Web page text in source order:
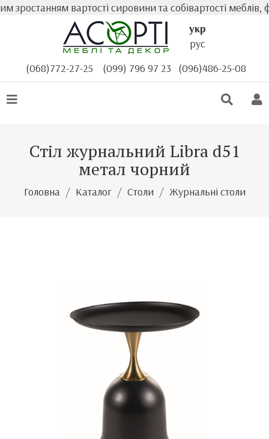
вартості сировини та собівартості меблів,
укр
рус
(068)772-27-25
(099) 796 97 23 (096)486-25-08
Стіл журнальний Libra d51
метал чорний
Головна Каталог Столи Журнальні столи